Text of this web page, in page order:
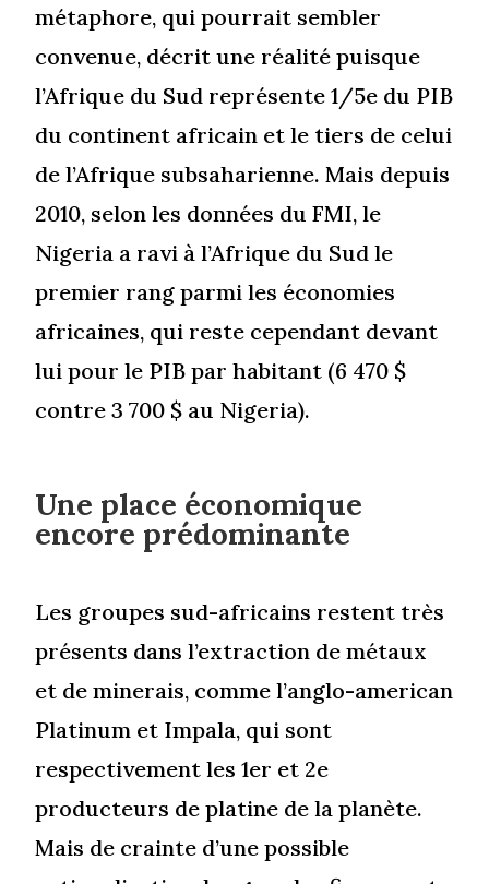
métaphore, qui pourrait sembler
convenue, décrit une réalité puisque
l’Afrique du Sud représente 1/5e du PIB
du continent africain et le tiers de celui
de l’Afrique subsaharienne. Mais depuis
2010, selon les données du FMI, le
Nigeria a ravi à l’Afrique du Sud le
premier rang parmi les économies
africaines, qui reste cependant devant
lui pour le PIB par habitant (6 470 $
contre 3 700 $ au Nigeria).
Une place économique
encore prédominante
Les groupes sud-africains restent très
présents dans l’extraction de métaux
et de minerais, comme l’anglo-american
Platinum et Impala, qui sont
respectivement les 1er et 2e
producteurs de platine de la planète.
Mais de crainte d’une possible